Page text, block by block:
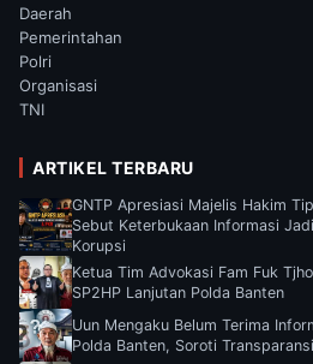
Daerah
Pemerintahan
Polri
Organisasi
TNI
ARTIKEL TERBARU
GNTP Apresiasi Majelis Hakim
Sebut Keterbukaan Informasi
Korupsi
Ketua Tim Advokasi Fam Fuk
SP2HP Lanjutan Polda Banten
Uun Mengaku Belum Terima
Polda Banten, Soroti